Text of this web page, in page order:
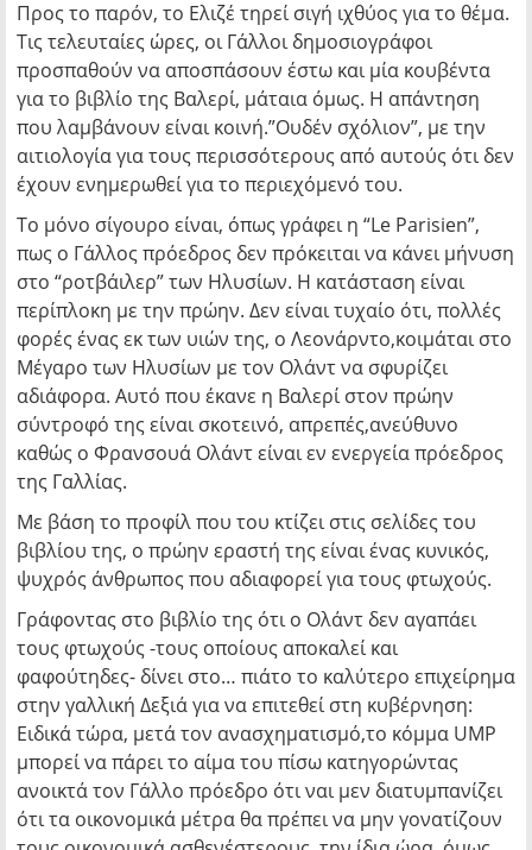
Προς το παρόν, το Ελιζέ τηρεί σιγή ιχθύος για το θέμα.
Τις τελευταίες ώρες, οι Γάλλοι δημοσιογράφοι
προσπαθούν να αποσπάσουν έστω και μία κουβέντα
για το βιβλίο της Βαλερί, μάταια όμως. Η απάντηση
που λαμβάνουν είναι κοινή.”Ουδέν σχόλιον”, με την
αιτιολογία για τους περισσότερους από αυτούς ότι δεν
έχουν ενημερωθεί για το περιεχόμενό του.
Το μόνο σίγουρο είναι, όπως γράφει η “Le Parisien”,
πως ο Γάλλος πρόεδρος δεν πρόκειται να κάνει μήνυση
στο “ροτβάιλερ” των Ηλυσίων. Η κατάσταση είναι
περίπλοκη με την πρώην. Δεν είναι τυχαίο ότι, πολλές
φορές ένας εκ των υιών της, ο Λεονάρντο,κοιμάται στο
Μέγαρο των Ηλυσίων με τον Ολάντ να σφυρίζει
αδιάφορα. Αυτό που έκανε η Βαλερί στον πρώην
σύντροφό της είναι σκοτεινό, απρεπές,ανεύθυνο
καθώς ο Φρανσουά Ολάντ είναι εν ενεργεία πρόεδρος
της Γαλλίας.
Με βάση το προφίλ που του κτίζει στις σελίδες του
βιβλίου της, ο πρώην εραστή της είναι ένας κυνικός,
ψυχρός άνθρωπος που αδιαφορεί για τους φτωχούς.
Γράφοντας στο βιβλίο της ότι ο Ολάντ δεν αγαπάει
τους φτωχούς -τους οποίους αποκαλεί και
φαφούτηδες- δίνει στο… πιάτο το καλύτερο επιχείρημα
στην γαλλική Δεξιά για να επιτεθεί στη κυβέρνηση:
Ειδικά τώρα, μετά τον ανασχηματισμό,το κόμμα UMP
μπορεί να πάρει το αίμα του πίσω κατηγορώντας
ανοικτά τον Γάλλο πρόεδρο ότι ναι μεν διατυμπανίζει
ότι τα οικονομικά μέτρα θα πρέπει να μην γονατίζουν